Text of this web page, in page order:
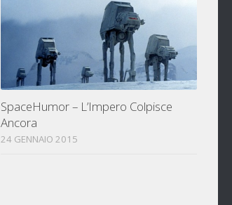
SpaceHumor – L’Impero Colpisce
Ancora
24 GENNAIO 2015